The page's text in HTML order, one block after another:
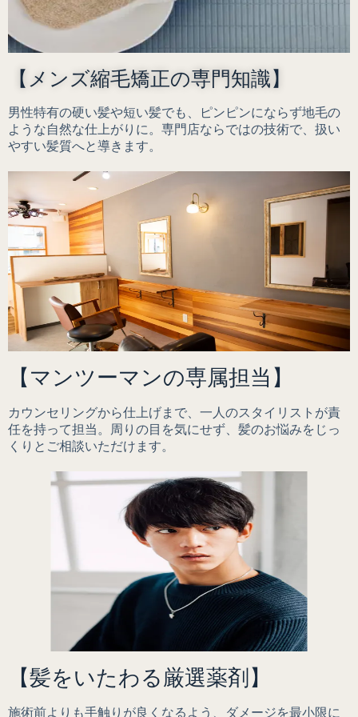
【メンズ縮毛矯正の専門知識】
男性特有の硬い髪や短い髪でも、ピンピンにならず地毛の
ような自然な仕上がりに。専門店ならではの技術で、扱い
やすい髪質へと導きます。
【マンツーマンの専属担当】
カウンセリングから仕上げまで、一人のスタイリストが責
任を持って担当。周りの目を気にせず、髪のお悩みをじっ
くりとご相談いただけます。
【髪をいたわる厳選薬剤】
施術前よりも手触りが良くなるよう、ダメージを最小限に